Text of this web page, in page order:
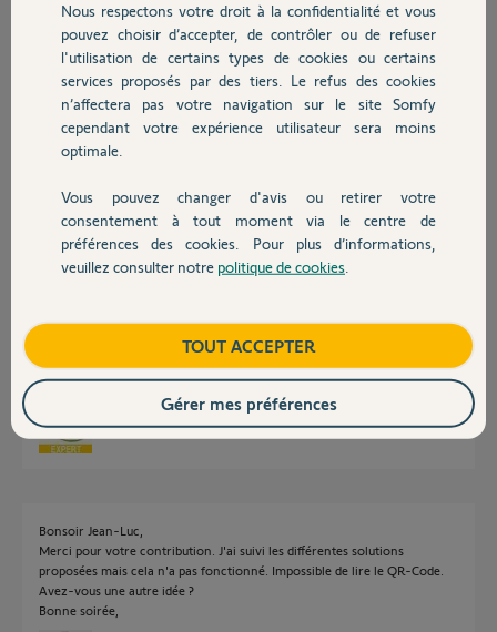
Chauffage
Autres produits
Devis avec un pro
Contact
Avez-vous une idée pour résoudre ce problème ?
Je vous remercie par avance pour votre aide;
Henri C.
il y a environ 3 ans
Réponses
https://www.somfy.fr/assistance/faq?question=que-faire-si...
Bonne journée !
Jean-Luc B. il y a environ 3 ans
Bonsoir Jean-Luc,
Merci pour votre contribution. J'ai suivi les différentes solutions
proposées mais cela n'a pas fonctionné. Impossible de lire le QR-Code.
Avez-vous une autre idée ?
Bonne soirée,
Nous respectons votre droit à la confidentialité et vous
pouvez choisir d’accepter, de contrôler ou de refuser
l'utilisation de certains types de cookies ou certains
services proposés par des tiers. Le refus des cookies
n’affectera pas votre navigation sur le site Somfy
cependant votre expérience utilisateur sera moins
optimale.
Vous pouvez changer d'avis ou retirer votre
consentement à tout moment via le centre de
préférences des cookies. Pour plus d’informations,
veuillez consulter notre politique de cookies
TOUT ACCEPTER
Gérer mes préférences